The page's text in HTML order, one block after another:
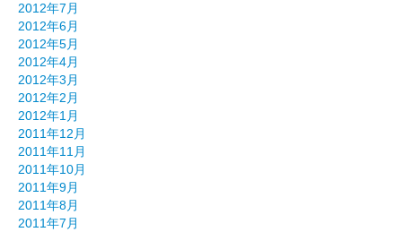
2012年7月
2012年6月
2012年5月
2012年4月
2012年3月
2012年2月
2012年1月
2011年12月
2011年11月
2011年10月
2011年9月
2011年8月
2011年7月